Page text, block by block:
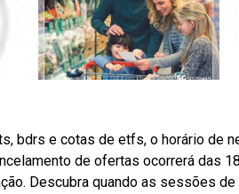
bdrs e cotas de etfs, o horário de
de ofertas ocorrerá das
Descubra quando as sessões